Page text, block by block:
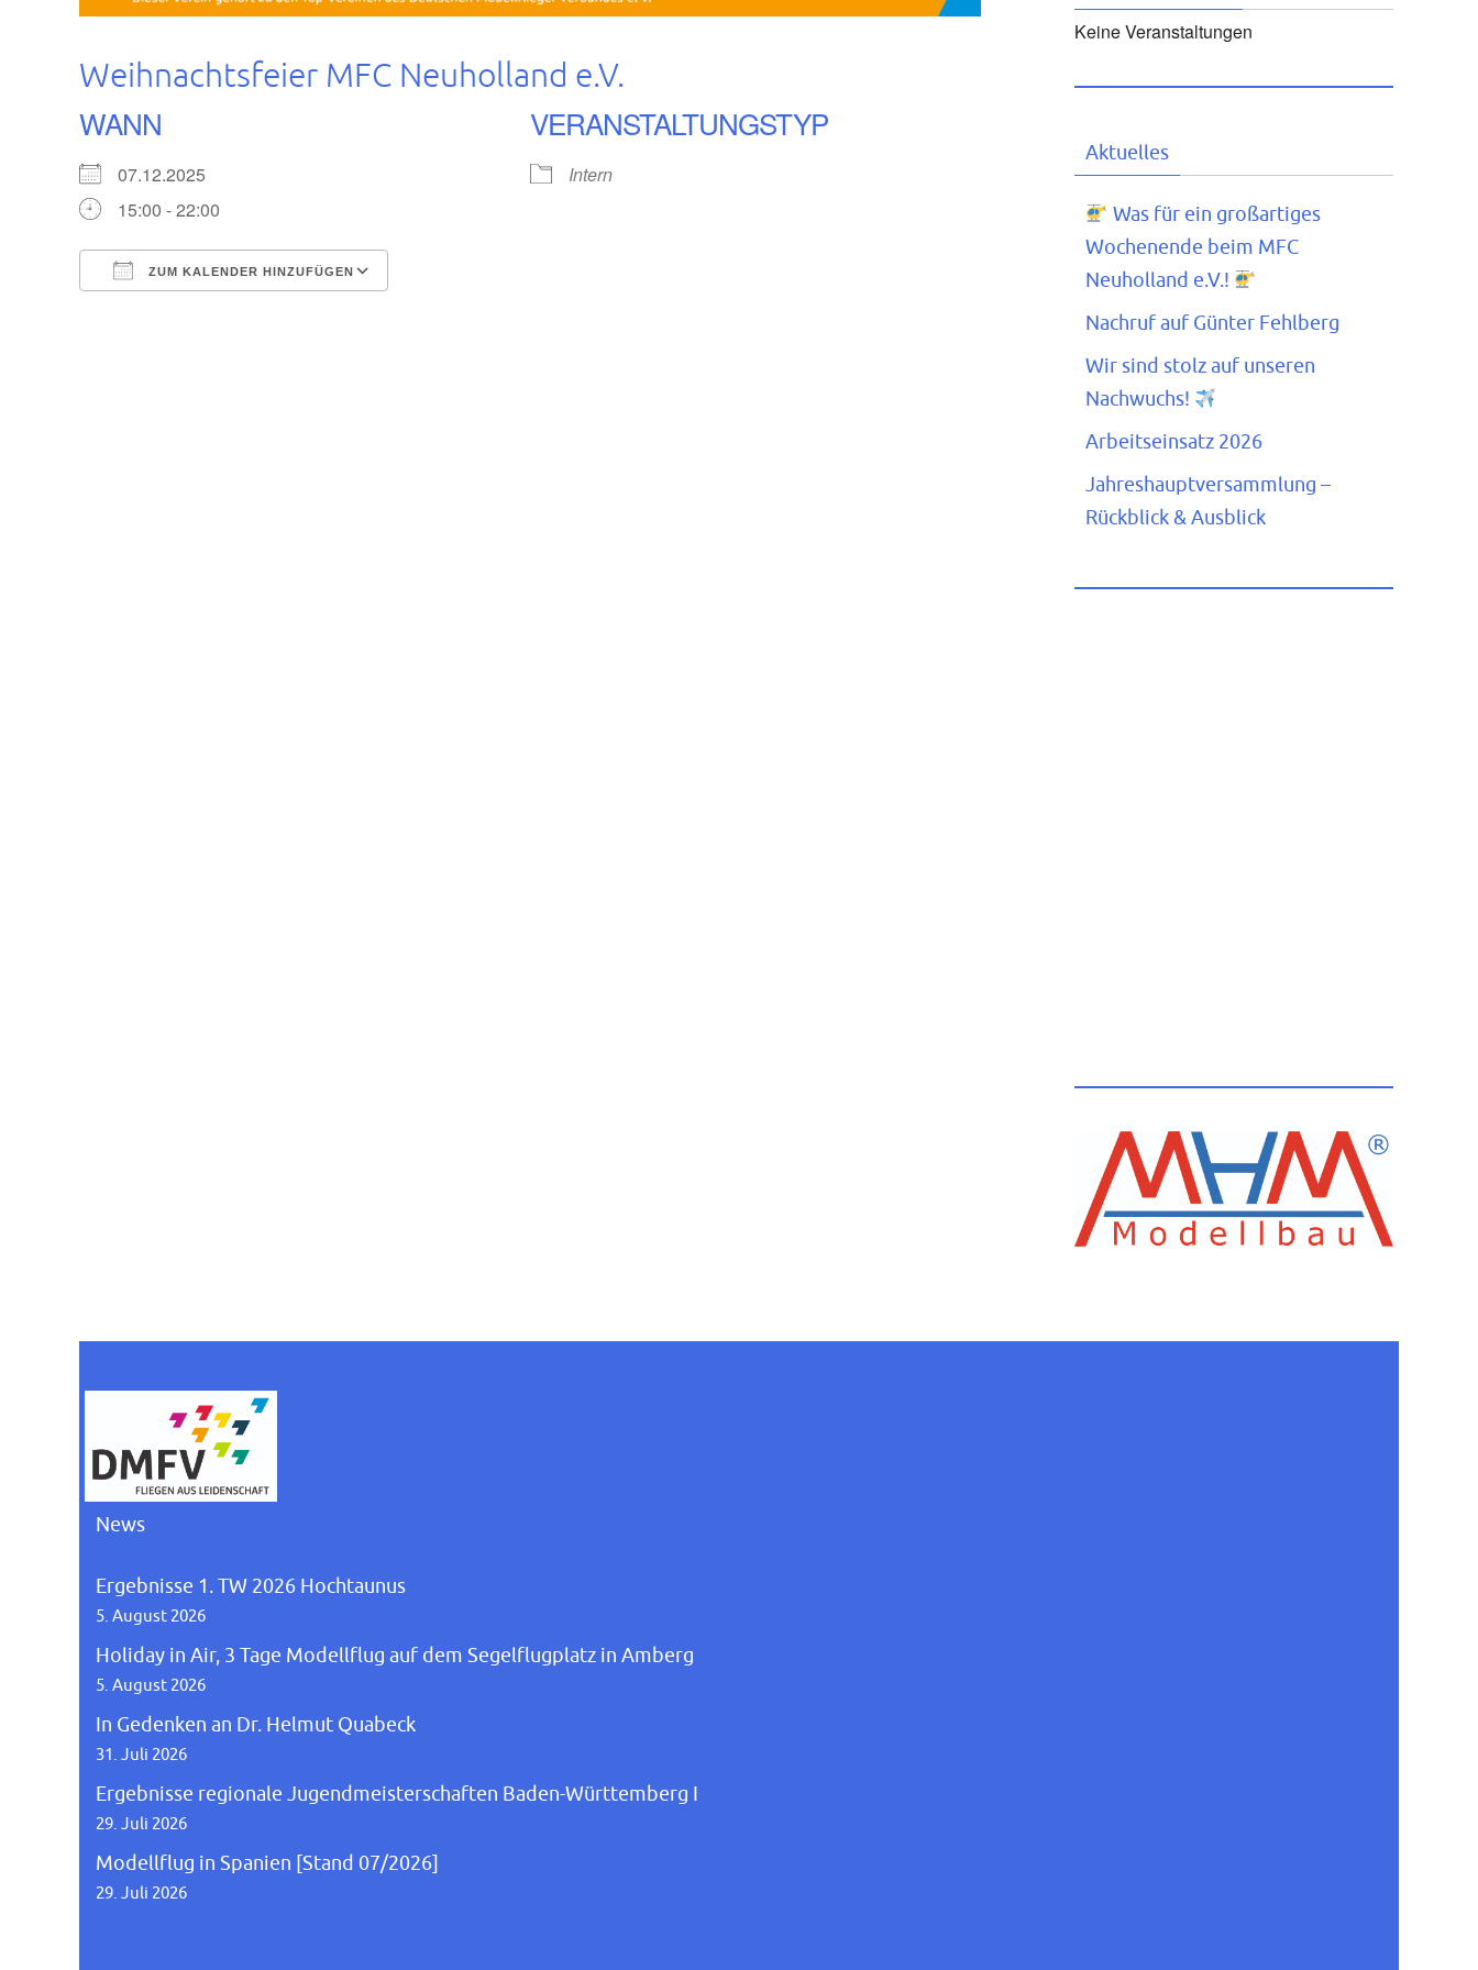
Weihnachtsfeier MFC Neuholland e.V.
WANN
07.12.2025
15:00 - 22:00
ZUM KALENDER HINZUFÜGEN
Outlook Live
VERANSTALTUNGSTYP
Intern
Keine Veranstaltungen
Aktuelles
Was für ein großartiges
Wochenende beim MFC
Neuholland e.V.!
Nachruf auf Günter Fehlberg
Wir sind stolz auf unseren
Nachwuchs!
Arbeitseinsatz 2026
Jahreshauptversammlung –
Rückblick & Ausblick
News
Ergebnisse 1. TW 2026 Hochtaunus
5. August 2026
Holiday in Air, 3 Tage Modellflug auf dem Segelflugplatz in Amberg
5. August 2026
In Gedenken an Dr. Helmut Quabeck
31. Juli 2026
Ergebnisse regionale Jugendmeisterschaften Baden-Württemberg I
29. Juli 2026
Modellflug in Spanien [Stand 07/2026]
29. Juli 2026